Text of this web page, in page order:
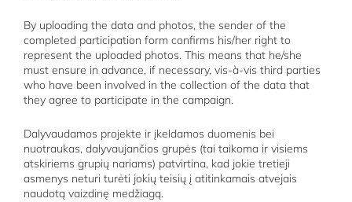
By uploading the data and photos, the sender of the
completed participation form confirms his/her right to
represent the uploaded photos. This means that he/she
must ensure in advance, if necessary, vis-à-vis third parties
who have been involved in the collection of the data that
they agree to participate in the campaign.
Dalyvaudamos projekte ir įkeldamos duomenis bei
nuotraukas, dalyvaujančios grupės (tai taikoma ir visiems
atskiriems grupių nariams) patvirtina, kad jokie tretieji
asmenys neturi turėti jokių teisių į atitinkamais atvejais
naudotą vaizdinę medžiagą.